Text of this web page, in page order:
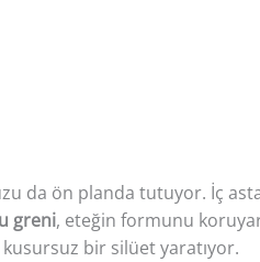
da ön planda tutuyor. İç
greni, eteğin formunu
bir silüet yaratıyor.